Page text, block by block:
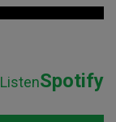
ListenSpotify